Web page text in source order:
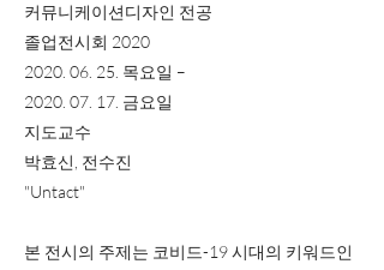
커뮤니케이션디자인 전공
졸업전시회 2020
2020. 06. 25 . 목요일 –
2020. 07. 17 . 금요일
지도교수
박효신, 전수진
"Untact"
본 전시의 주제는 코비드-19 시대의 키워드인